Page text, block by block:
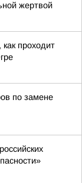
жертвой
проходит
по замене